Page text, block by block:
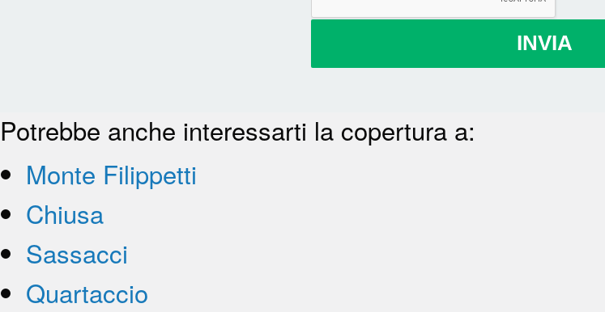
INVIA
Potrebbe anche interessarti la copertura a:
Monte Filippetti
Chiusa
Sassacci
Quartaccio